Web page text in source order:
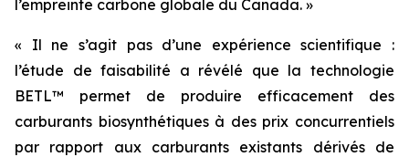
l’empreinte carbone globale du Canada. »
« Il ne s’agit pas d’une expérience scientifique :
l’étude de faisabilité a révélé que la technologie
BETL™ permet de produire efficacement des
carburants biosynthétiques à des prix concurrentiels
par rapport aux carburants existants dérivés de